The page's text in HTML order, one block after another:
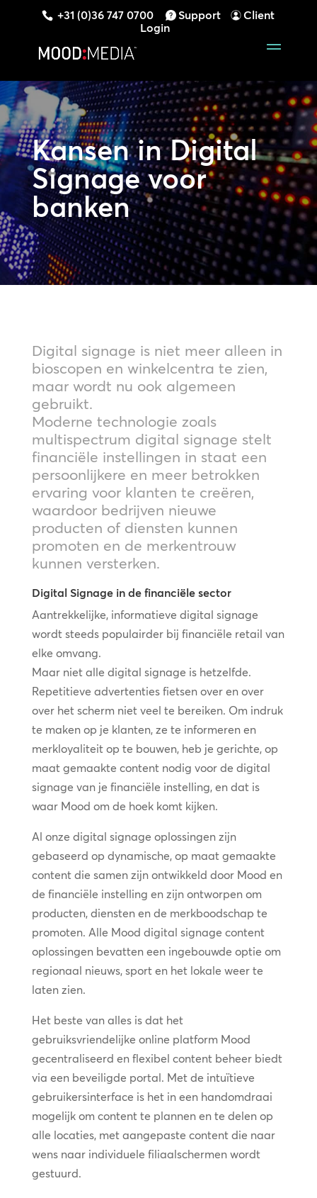
+31 (0)36 747 0700 Support
Client
Login
Kansen inDigital
Signage voor
banken
Digital signage is niet meer alleen in
bioscopen en winkelcentra te zien,
maar wordt nu ook algemeen
gebruikt.
Moderne technologie zoals
multispectrum digital signage stelt
financiële instellingen in staat een
persoonlijkere en meer betrokken
ervaring voor klanten te creëren,
waardoor bedrijven nieuwe
producten of diensten kunnen
promoten en de merkentrouw
kunnen versterken.
Digital Signage in de financiële sector
Aantrekkelijke, informatieve digital signage
wordt steeds populairder bij financiële retail van
elke omvang.
Maar niet alle digital signage is hetzelfde.
Repetitieve advertenties fietsen over en over
over het scherm niet veel te bereiken. Om indruk
te maken op je klanten, ze te informeren en
merkloyaliteit op te bouwen, heb je gerichte, op
maat gemaakte content nodig voor de digital
signage van je financiële instelling, en dat is
waar Mood om de hoek komt kijken.
Al onze digital signage oplossingen zijn
gebaseerd op dynamische, op maat gemaakte
content die samen zijn ontwikkeld door Mood en
de financiële instelling en zijn ontworpen om
producten, diensten en de merkboodschap te
promoten. Alle Mood digital signage content
oplossingen bevatten een ingebouwde optie om
regionaal nieuws, sport en het lokale weer te
laten zien.
Het beste van alles is dat het
gebruiksvriendelijke online platform Mood
gecentraliseerd en flexibel content beheer biedt
via een beveiligde portal. Met de intuïtieve
gebruikersinterface is het in een handomdraai
mogelijk om content te plannen en te delen op
alle locaties, met aangepaste content die naar
wens naar individuele filiaalschermen wordt
gestuurd.